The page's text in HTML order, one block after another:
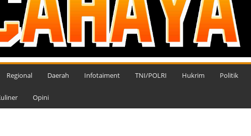
Regional Daerah Infotaiment TNI/POLRI Hukrim Politik
Opini